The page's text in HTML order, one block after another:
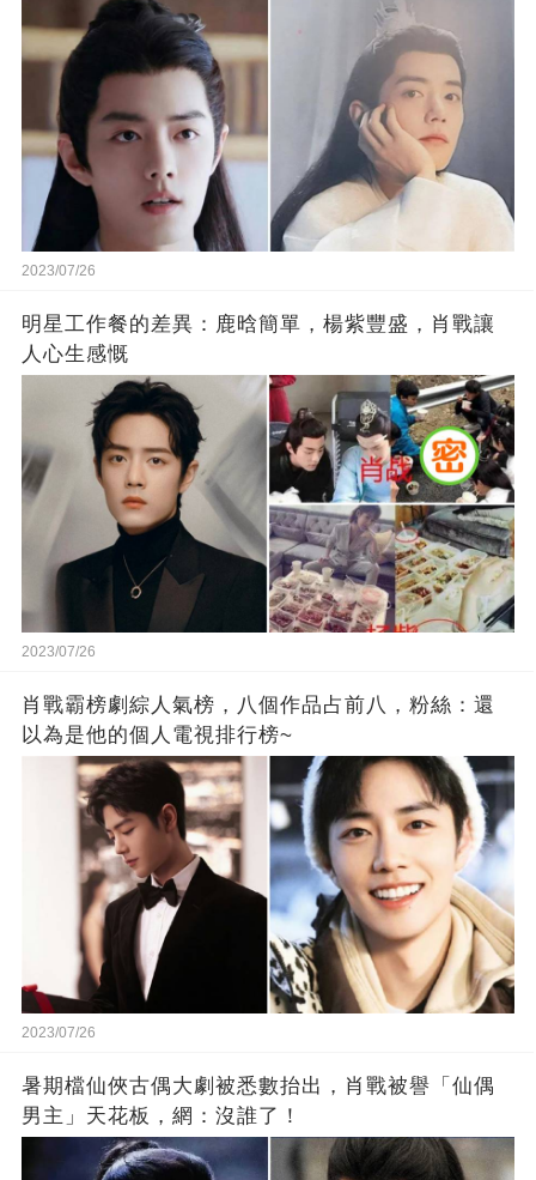
2023/07/26
明星工作餐的差異：鹿晗簡單，楊紫豐盛，肖戰讓
人心生感慨
2023/07/26
肖戰霸榜劇綜人氣榜，八個作品占前八，粉絲：還
以為是他的個人電視排行榜~
2023/07/26
暑期檔仙俠古偶大劇被悉數抬出，肖戰被譽「仙偶
男主」天花板，網：沒誰了！